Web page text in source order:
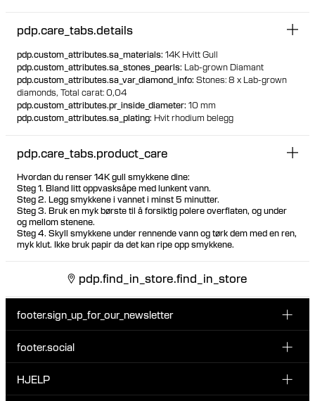
pdp.care_tabs.details
pdp.custom_attributes.sa_materials: 14K Hvitt Gull
pdp.custom_attributes.sa_stones_pearls: Lab-grown Diamant
pdp.custom_attributes.sa_var_diamond_info: Stones: 8 x Lab-grown
diamonds, Total carat: 0,04
pdp.custom_attributes.pr_inside_diameter: 10 mm
pdp.custom_attributes.sa_plating: Hvit rhodium belegg
pdp.care_tabs.product_care
Hvordan du renser 14K gull smykkene dine:
Steg 1. Bland litt oppvasksåpe med lunkent vann.
Steg 2. Legg smykkene i vannet i minst 5 minutter.
Steg 3. Bruk en myk børste til å forsiktig polere overflaten, og under
og mellom stenene.
Steg 4. Skyll smykkene under rennende vann og tørk dem med en ren,
myk klut. Ikke bruk papir da det kan ripe opp smykkene.
pdp.find_in_store.find_in_store
footer.sign_up_for_our_newsletter
Registrer deg for vårt nyhetsbrev og bli den første som blir
footer.social
INSTAGRAM
HJELP